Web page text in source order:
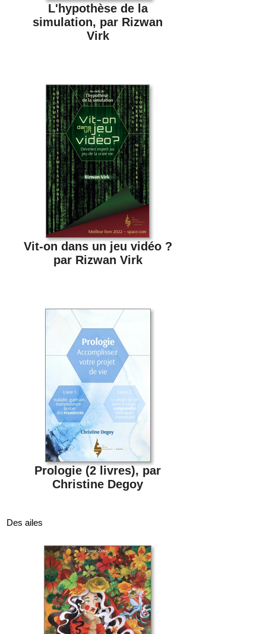
L'hypothèse de la
simulation, par Rizwan
Virk
Vit-on dans un jeu vidéo ?
par Rizwan Virk
Prologie (2 livres), par
Christine Degoy
Des ailes